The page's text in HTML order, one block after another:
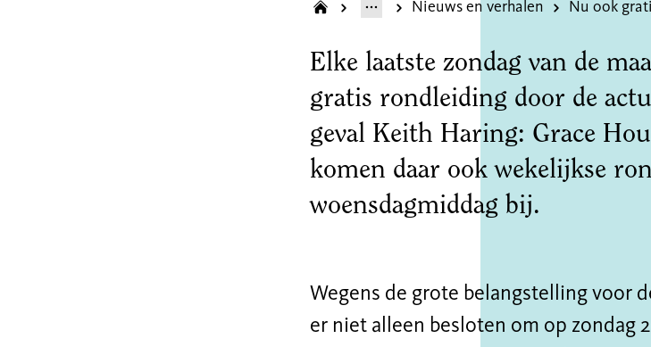
Nieuws en verhalen
Elke laatste zondag van de
gratis rondleiding door de
geval Keith Haring: Grace
komen daar ook wekelijkse
woensdagmiddag bij.
Wegens de grote belangstelling voor
er niet alleen besloten om op zondag